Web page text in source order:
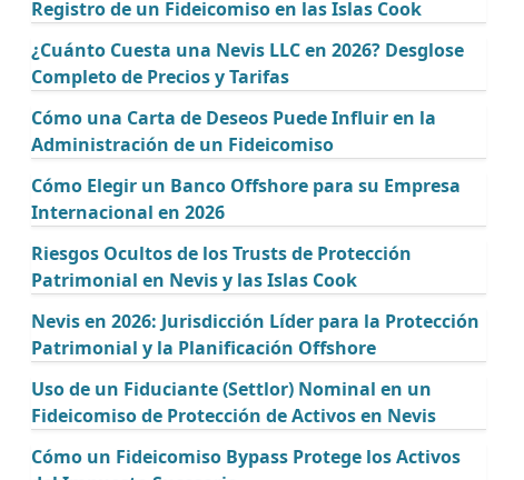
Registro de un Fideicomiso en las Islas Cook
¿Cuánto Cuesta una Nevis LLC en 2026? Desglose
Completo de Precios y Tarifas
Cómo una Carta de Deseos Puede Influir en la
Administración de un Fideicomiso
Cómo Elegir un Banco Offshore para su Empresa
Internacional en 2026
Riesgos Ocultos de los Trusts de Protección
Patrimonial en Nevis y las Islas Cook
Nevis en 2026: Jurisdicción Líder para la Protección
Patrimonial y la Planificación Offshore
Uso de un Fiduciante (Settlor) Nominal en un
Fideicomiso de Protección de Activos en Nevis
Cómo un Fideicomiso Bypass Protege los Activos